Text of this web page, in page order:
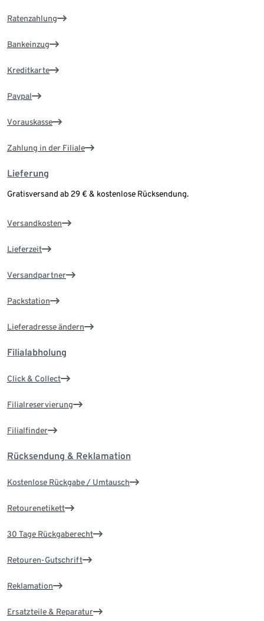
Ratenzahlung
Bankeinzug
Kreditkarte
Paypal
Vorauskasse
Zahlung in der Filiale
Lieferung
Gratisversand ab 29 € & kostenlose Rücksendung.
Versandkosten
Lieferzeit
Versandpartner
Packstation
Lieferadresse ändern
Filialabholung
Click & Collect
Filialreservierung
Filialfinder
Rücksendung & Reklamation
Kostenlose Rückgabe / Umtausch
Retourenetikett
30 Tage Rückgaberecht
Retouren-Gutschrift
Reklamation
Ersatzteile & Reparatur